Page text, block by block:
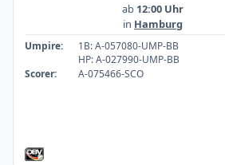
ab 12:00 Uhr
in Hamburg
Umpire:
1B: A-057080-UMP-BB
HP: A-027990-UMP-BB
Scorer:
A-075466-SCO